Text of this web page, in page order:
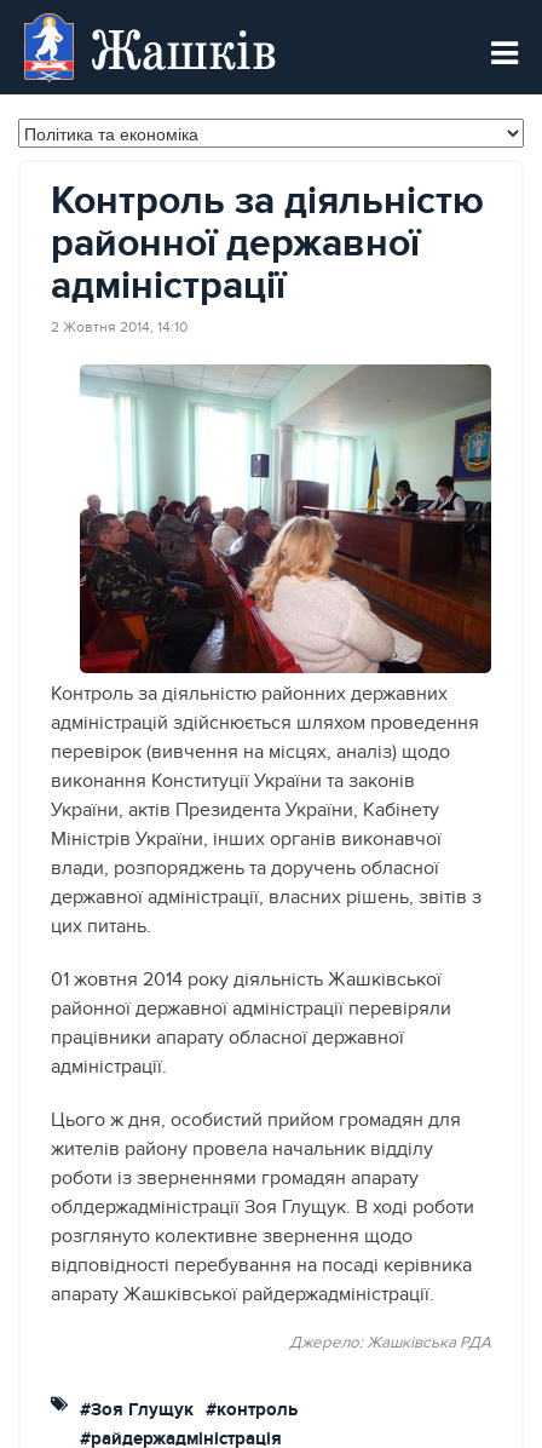
Жашків
Контроль за діяльністю
районної державної
адміністрації
2 Жовтня 2014, 14:10
Контроль за діяльністю районних державних
адміністрацій здійснюється шляхом проведення
перевірок (вивчення на місцях, аналіз) щодо
виконання Конституції України та законів
України, актів Президента України, Кабінету
Міністрів України, інших органів виконавчої
влади, розпоряджень та доручень обласної
державної адміністрації, власних рішень, звітів з
цих питань.
01 жовтня 2014 року діяльність Жашківської
районної державної адміністрації перевіряли
працівники апарату обласної державної
адміністрації.
Цього ж дня, особистий прийом громадян для
жителів району провела начальник відділу
роботи із зверненнями громадян апарату
облдержадміністрації Зоя Глущук. В ході роботи
розглянуто колективне звернення щодо
відповідності перебування на посаді керівника
апарату Жашківської райдержадміністрації.
Джерело: Жашківська РДА
#Зоя Глущук #контроль
#райдержадміністрація